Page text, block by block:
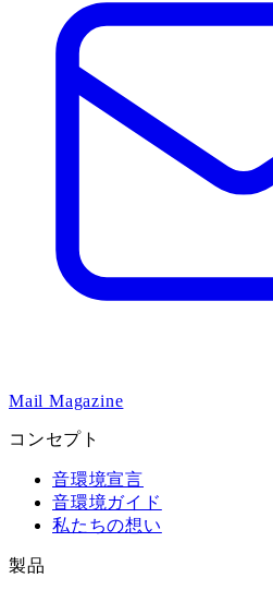
Mail Magazine
コンセプト
音環境宣言
音環境ガイド
私たちの想い
製品